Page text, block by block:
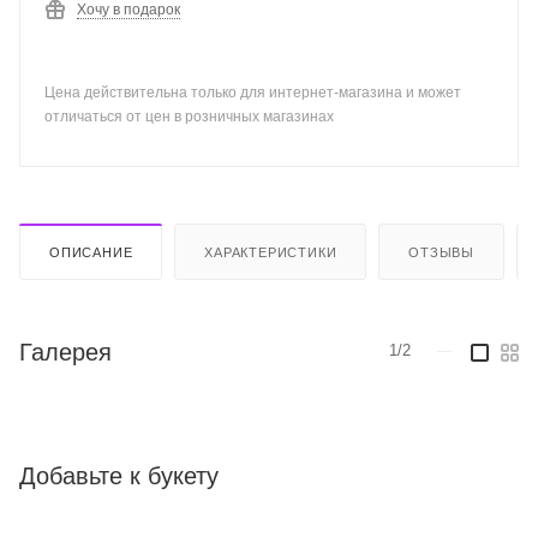
Хочу в подарок
Цена действительна только для интернет-магазина и может
отличаться от цен в розничных магазинах
ОПИСАНИЕ ХАРАКТЕРИСТИКИ ОТЗЫВЫ
Галерея 1/2
Добавьте к букету